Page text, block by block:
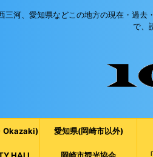
三河、愛知県などこの地方の現在・過
で、
Okazaki) 愛知県(岡崎市以外)